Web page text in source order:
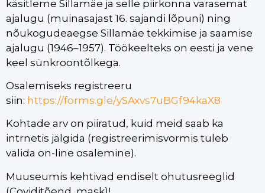
käsitleme Sillamäe ja selle piirkonna varasemat
ajalugu (muinasajast 16. sajandi lõpuni) ning
nõukogudeaegse Sillamäe tekkimise ja saamise
ajalugu (1946–1957). Töökeelteks on eesti ja vene
keel sünkroontõlkega.
Osalemiseks registreeru
siin: https://forms.gle/ySAxvs7uBGf94kaX8
Kohtade arv on piiratud, kuid meid saab ka
intrnetis jälgida (registreerimisvormis tuleb
valida on-line osalemine).
Muuseumis kehtivad endiselt ohutusreeglid